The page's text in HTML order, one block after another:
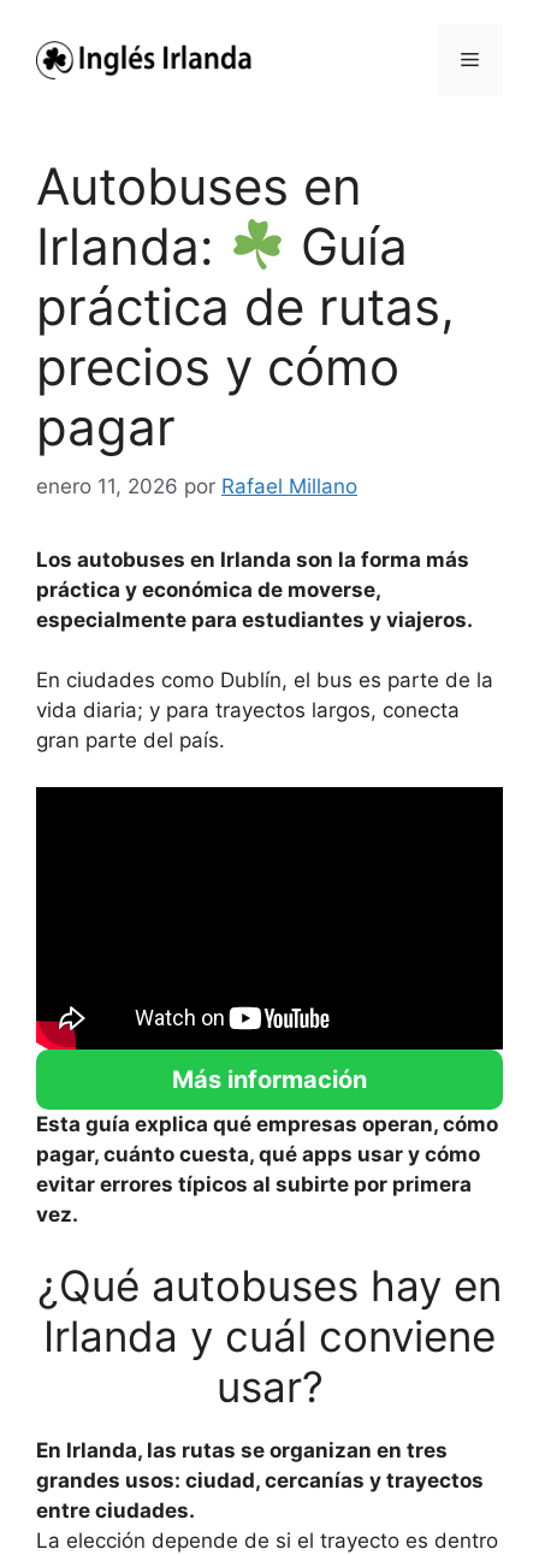
contenido
Menú
Autobuses en
Irlanda:
Guía
práctica de rutas,
precios y cómo
pagar
enero 11, 2026 por Rafael Millano
Los autobuses en Irlanda son la forma más
práctica y económica de moverse,
especialmente para estudiantes y viajeros.
En ciudades como Dublín, el bus es parte de la
vida diaria; y para trayectos largos, conecta
gran parte del país.
Más información
Esta guía explica qué empresas operan, cómo
pagar, cuánto cuesta, qué apps usar y cómo
evitar errores típicos al subirte por primera
vez.
¿Qué autobuses hay en
Irlanda y cuál conviene
usar?
En Irlanda, las rutas se organizan en tres
grandes usos: ciudad, cercanías y trayectos
entre ciudades.
La elección depende de si el trayecto es dentro